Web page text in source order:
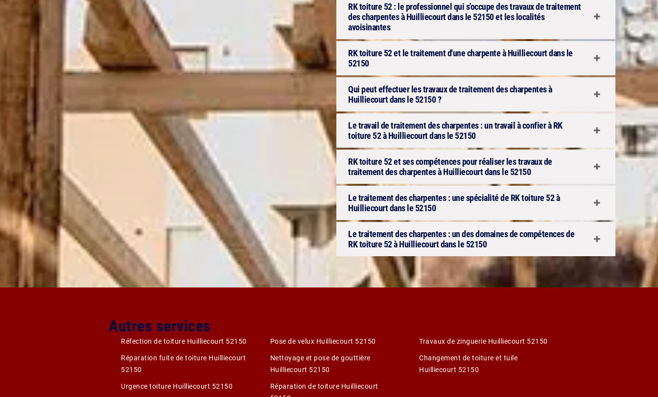
RK toiture 52 : le professionnel qui s'occupe des travaux de traitement
des charpentes à Huilliecourt dans le 52150 et les localités
avoisinantes
RK toiture 52 et le traitement d'une charpente à Huilliecourt dans le
52150
Qui peut effectuer les travaux de traitement des charpentes à
Huilliecourt dans le 52150 ?
Le travail de traitement des charpentes : un travail à confier à RK
toiture 52 à Huilliecourt dans le 52150
RK toiture 52 et ses compétences pour réaliser les travaux de
traitement des charpentes à Huilliecourt dans le 52150
Le traitement des charpentes : une spécialité de RK toiture 52 à
Huilliecourt dans le 52150
Le traitement des charpentes : un des domaines de compétences de
RK toiture 52 à Huilliecourt dans le 52150
Autres services
Réfection de toiture Huilliecourt 52150
Réparation fuite de toiture Huilliecourt
52150
Urgence toiture Huilliecourt 52150
Pose de velux Huilliecourt 52150
Nettoyage et pose de gouttière
Huilliecourt 52150
Réparation de toiture Huilliecourt
Travaux de zinguerie Huilliecourt 52150
Changement de toiture et tuile
Huilliecourt 52150